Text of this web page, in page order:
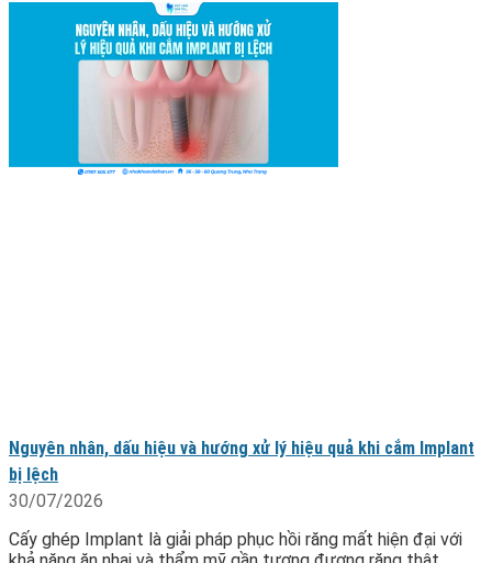
Nguyên nhân, dấu hiệu và hướng xử lý hiệu quả khi cắm Implant
bị lệch
30/07/2026
Cấy ghép Implant là giải pháp phục hồi răng mất hiện đại với